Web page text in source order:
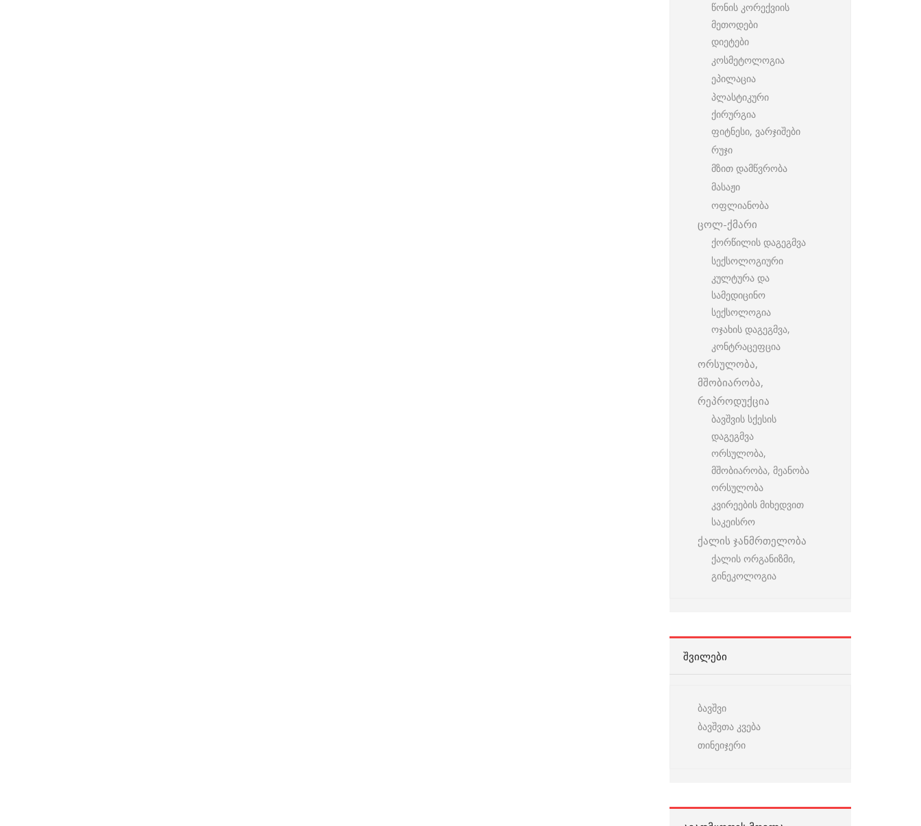
წონის კორექვიის
მეთოდები
დიეტები
კოსმეტოლოგია
ეპილაცია
პლასტიკური
ქირურგია
ფიტნესი, ვარჯიშები
რუჯი
მზით დამწვრობა
მასაჟი
ოფლიანობა
ცოლ-ქმარი
ქორწილის დაგეგმვა
სექსოლოგიური
კულტურა და
სამედიცინო
სექსოლოგია
ოჯახის დაგეგმვა,
კონტრაცეფცია
ორსულობა,
მშობიარობა,
რეპროდუქცია
ბავშვის სქესის
დაგეგმვა
ორსულობა,
მშობიარობა, მეანობა
ორსულობა
კვირეების მიხედვით
საკეისრო
ქალის ჯანმრთელობა
ქალის ორგანიზმი,
გინეკოლოგია
ᲨᲕᲘᲚᲔᲑᲘ
ბავშვი
ბავშვთა კვება
თინეიჯერი